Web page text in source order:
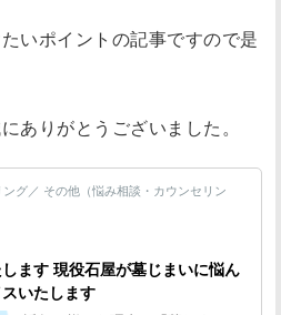
いポイントの記事ですので是
ありがとうございました。